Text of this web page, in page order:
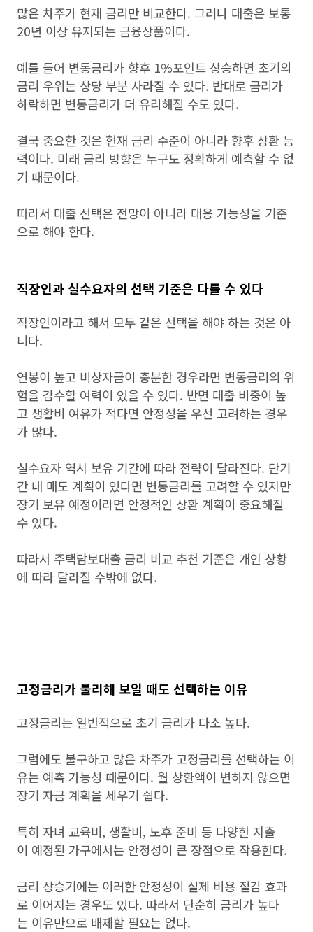
많은 차주가 현재 금리만 비교한다. 그러나 대출은 보통
20년 이상 유지되는 금융상품이다.
예를 들어 변동금리가 향후 1%포인트 상승하면 초기의
금리 우위는 상당 부분 사라질 수 있다. 반대로 금리가
하락하면 변동금리가 더 유리해질 수도 있다.
결국 중요한 것은 현재 금리 수준이 아니라 향후 상환 능
력이다. 미래 금리 방향은 누구도 정확하게 예측할 수 없
기 때문이다.
따라서 대출 선택은 전망이 아니라 대응 가능성을 기준
으로 해야 한다.
직장인과 실수요자의 선택 기준은 다를 수 있다
직장인이라고 해서 모두 같은 선택을 해야 하는 것은 아
니다.
연봉이 높고 비상자금이 충분한 경우라면 변동금리의 위
험을 감수할 여력이 있을 수 있다. 반면 대출 비중이 높
고 생활비 여유가 적다면 안정성을 우선 고려하는 경우
가 많다.
실수요자 역시 보유 기간에 따라 전략이 달라진다. 단기
간 내 매도 계획이 있다면 변동금리를 고려할 수 있지만
장기 보유 예정이라면 안정적인 상환 계획이 중요해질
수 있다.
따라서 주택담보대출 금리 비교 추천 기준은 개인 상황
에 따라 달라질 수밖에 없다.
고정금리가 불리해 보일 때도 선택하는 이유
고정금리는 일반적으로 초기 금리가 다소 높다.
그럼에도 불구하고 많은 차주가 고정금리를 선택하는 이
유는 예측 가능성 때문이다. 월 상환액이 변하지 않으면
장기 자금 계획을 세우기 쉽다.
특히 자녀 교육비, 생활비, 노후 준비 등 다양한 지출
이 예정된 가구에서는 안정성이 큰 장점으로 작용한다.
금리 상승기에는 이러한 안정성이 실제 비용 절감 효과
로 이어지는 경우도 있다. 따라서 단순히 금리가 높다
는 이유만으로 배제할 필요는 없다.